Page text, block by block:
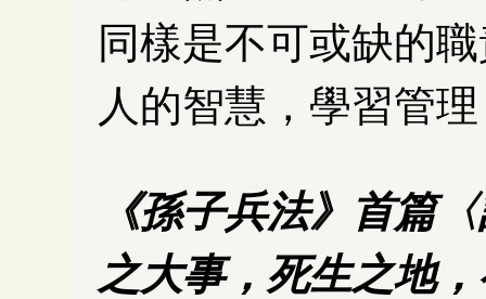
同樣是不可或缺的
人的智慧，學習管
《孫子兵法》首篇
之大事，死生之地